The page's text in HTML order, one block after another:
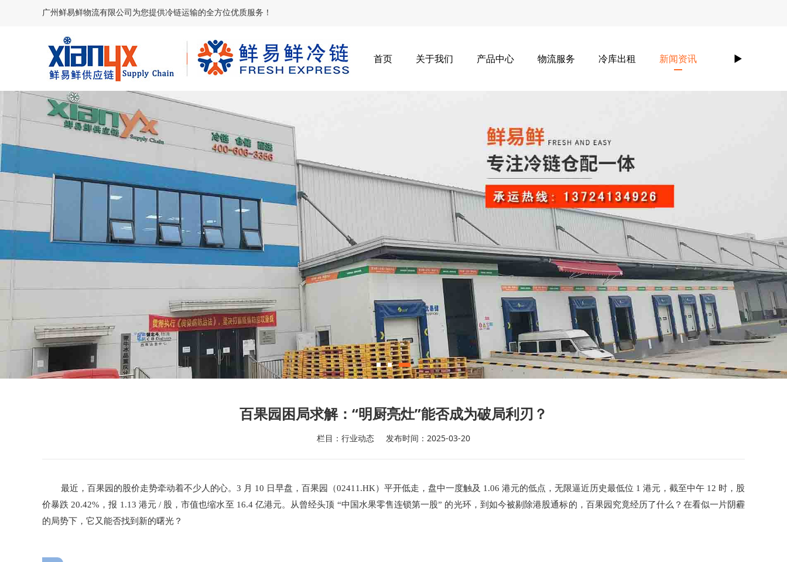
广州鲜易鲜物流有限公司为您提供冷链运输的全方位优质服务！
首页 关于我们 产品中心 物流服务 冷库出租 新闻资讯 ►
百果园困局求解：“明厨亮灶”能否成为破局利刃？
栏目：行业动态 发布时间：2025-03-20
最近，百果园的股价走势牵动着不少人的心。3 月 10 日早盘，百果园（02411.HK）平开低走，盘中一度触及 1.06 港元的低点，无限逼近历史最低位 1 港元，截至中午 12 时，股
价暴跌 20.42%，报 1.13 港元 / 股，市值也缩水至 16.4 亿港元。从曾经头顶 “中国水果零售连锁第一股” 的光环，到如今被剔除港股通标的，百果园究竟经历了什么？在看似一片阴霾
的局势下，它又能否找到新的曙光？